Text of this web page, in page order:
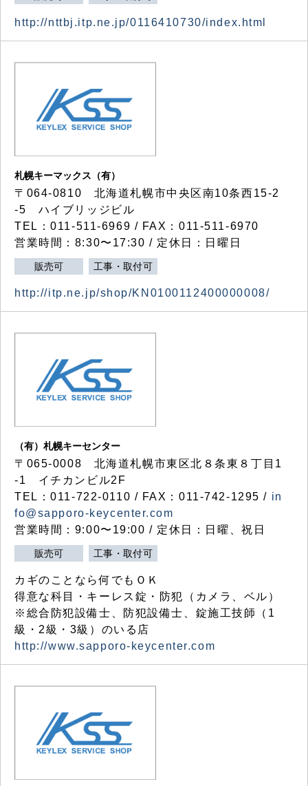
http://nttbj.itp.ne.jp/0116410730/index.html
札幌キーマックス（有）
〒064-0810 北海道札幌市中央区南10条西15-2
-5 ハイブリッジビル
TEL：011-511-6969 / FAX：011-511-6970
営業時間：8:30〜17:30 / 定休日：日曜日
販売可 工事・取付可
http://itp.ne.jp/shop/KN0100112400000008/
（有）札幌キーセンター
〒065-0008 北海道札幌市東区北８条東８丁目1
-1 イチカンビル2F
TEL：011-722-0110 / FAX：011-742-1295 / in
fo@sapporo-keycenter.com
営業時間：9:00〜19:00 / 定休日：日曜、祝日
販売可 工事・取付可
カギのことなら何でもＯＫ
得意な科目・キーレス錠・防犯（カメラ、ベル）
※総合防犯設備士、防犯設備士、錠施工技師（1
級・2級・3級）のいる店
http://www.sapporo-keycenter.com